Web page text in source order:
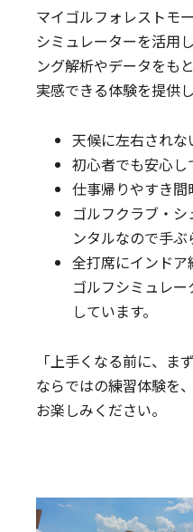
マイゴルフォレストモ
シミュレーターを活用
ング解析やデータをも
実感できる体験を提供し
天候に左右され
初心者でも安心
仕事帰りやすき
ゴルフクラブ・
ンタルなので手ぶ
全打席にインド
ゴルフシミュレー
しています。
「上手くなる前に、ま
ならではの練習体験を
お楽しみください。